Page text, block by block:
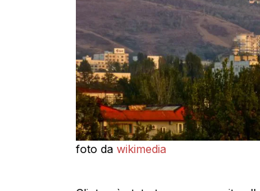
foto da wikimedia